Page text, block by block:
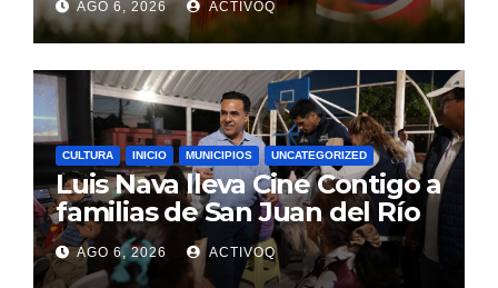
AGO 6, 2026 ACTIVOQ
CULTURA INICIO MUNICIPIOS UNCATEGORIZED
Luis Nava lleva Cine Contigo a
familias de San Juan del Río
AGO 6, 2026 ACTIVOQ